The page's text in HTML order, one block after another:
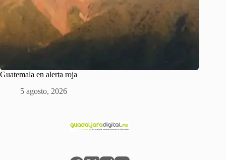
Guatemala en alerta roja
5 agosto, 2026